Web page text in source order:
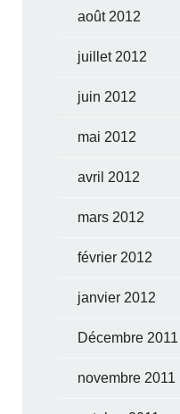
août 2012
juillet 2012
juin 2012
mai 2012
avril 2012
mars 2012
février 2012
janvier 2012
Décembre 2011
novembre 2011